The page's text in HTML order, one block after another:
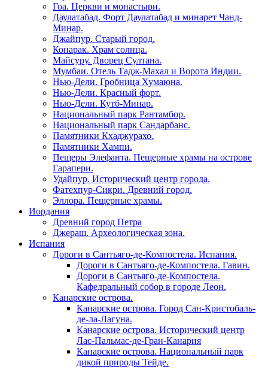
Гоа. Церкви и монастыри.
Даулатабад. Форт Даулатабад и минарет Чанд-
Минар.
Джайпур. Старый город.
Конарак. Храм солнца.
Майсуру. Дворец Султана.
Мумбаи. Отель Тадж-Махал и Ворота Индии.
Нью-Дели. Гробница Хумаюна.
Нью-Дели. Красный форт.
Нью-Дели. Кутб-Минар.
Национальный парк Рантамбор.
Национальный парк Сандарбанс.
Памятники Кхаджурахо.
Памятники Хампи.
Пещеры Элефанта. Пещерные храмы на острове
Гарапери.
Удайпур. Исторический центр города.
Фатехпур-Сикри. Древний город.
Эллора. Пещерные храмы.
Иордания
Древний город Петра
Джераш. Археологическая зона.
Испания
Дороги в Сантьяго-де-Компостела. Испания.
Дороги в Сантьяго-де-Компостела. Гавин.
Дороги в Сантьяго-де-Компостела.
Кафедральный собор в городе Леон.
Канарские острова.
Канарские острова. Город Сан-Кристобаль-
де-ла-Лагуна.
Канарские острова. Исторический центр
Лас-Пальмас-де-Гран-Канария
Канарские острова. Национальный парк
дикой природы Тейде.